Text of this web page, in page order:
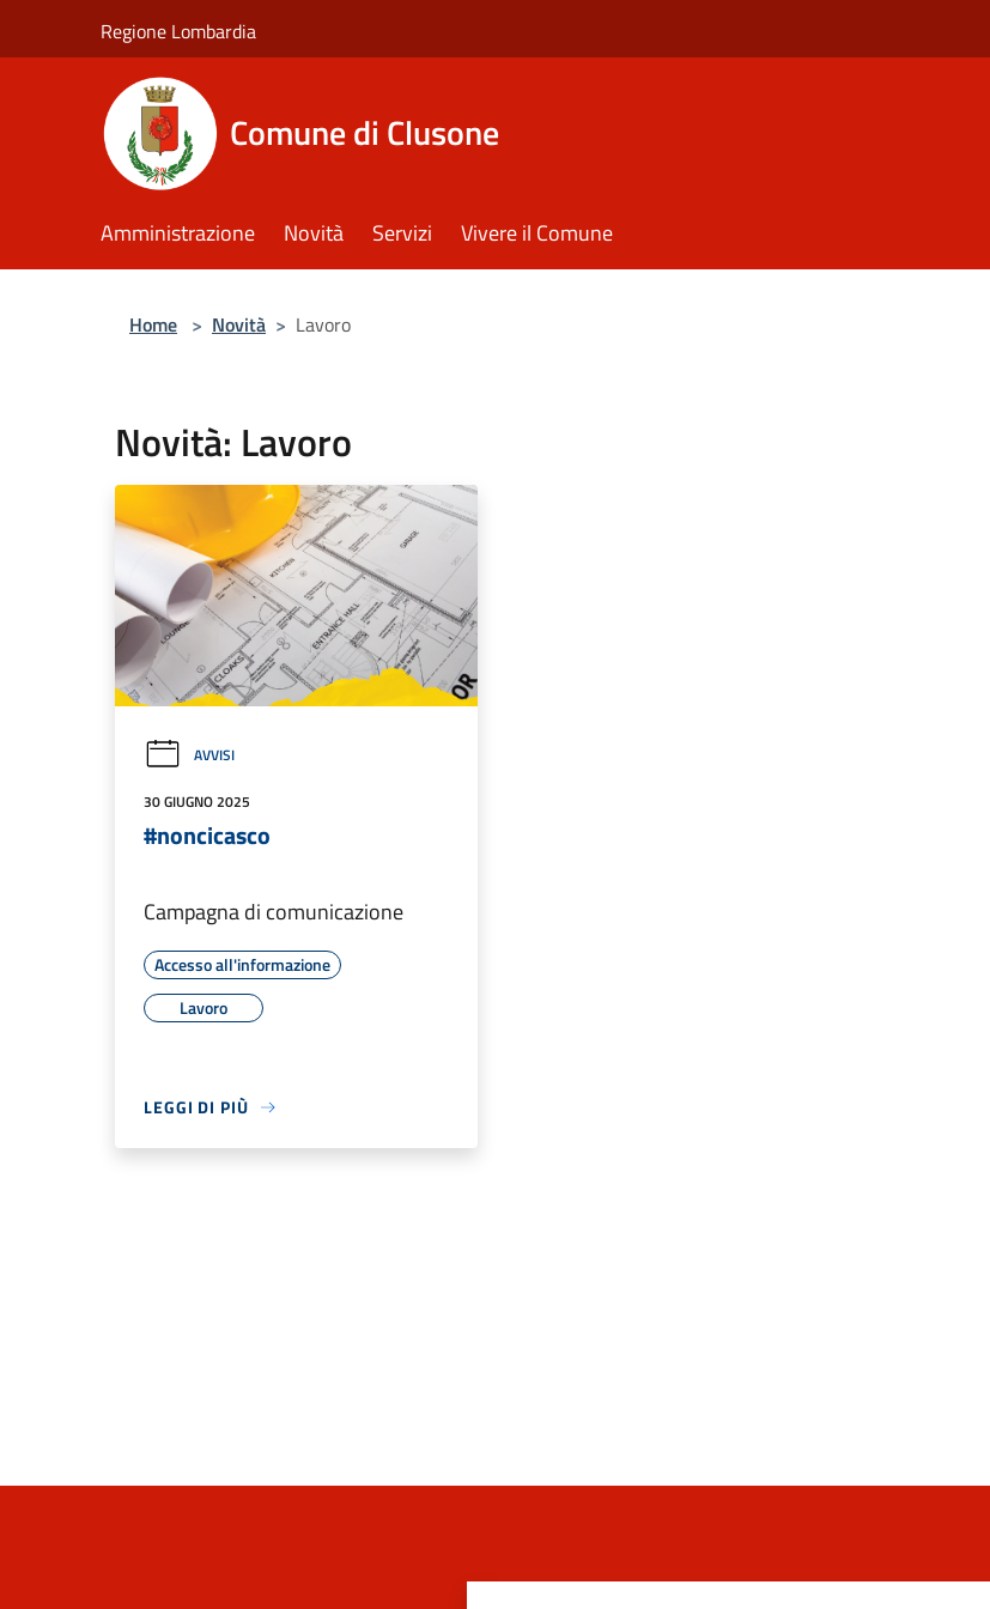
Regione Lombardia
Comune di Clusone
Amministrazione Novità Servizi Vivere il Comune
Home > Novità > Lavoro
Novità: Lavoro
AVVISI
30 GIUGNO 2025
#noncicasco
Campagna di comunicazione
Accesso all'informazione
Lavoro
LEGGI DI PIÙ